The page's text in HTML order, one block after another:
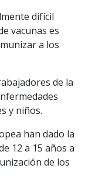
difícil
vacunas es
a los
de la
y niños.
han dado la
12 a 15 años a
de los